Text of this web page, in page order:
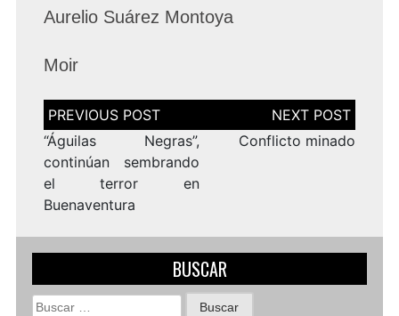
Aurelio Suárez Montoya
Moir
Navegación
de
entradas
“Águilas Negras”,
continúan sembrando
el terror en
Buenaventura
Conflicto minado
BUSCAR
Buscar: